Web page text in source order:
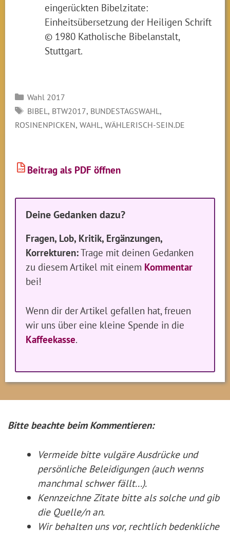
eingerückten Bibelzitate:
Einheitsübersetzung der Heiligen Schrift
© 1980 Katholische Bibelanstalt,
Stuttgart.
Kategorien
Wahl 2017
SCHLAGWÖRTER
BIBEL , BTW2017, BUNDESTAGSWAHL ,
ROSINENPICKEN,WAHL ,WÄHLERISCH-SEIN.DE
PDF Beitrag als PDF öffnen
Deine Gedanken dazu?
Fragen, Lob, Kritik, Ergänzungen,
Korrekturen:Trage mit deinen Gedanken
zu diesem Artikel mit einem Kommentar
bei!
Wenn dir der Artikel gefallen hat, freuen
wir uns über eine kleine Spende in die
Kaffeekasse.
Bitte beachte beim Kommentieren:
Vermeide bitte vulgäre Ausdrücke und
persönliche Beleidigungen (auch wenns
manchmal schwer fällt...).
Kennzeichne Zitate bitte als solche und gib
die Quelle/n an.
Wir behalten uns vor, rechtlich bedenkliche